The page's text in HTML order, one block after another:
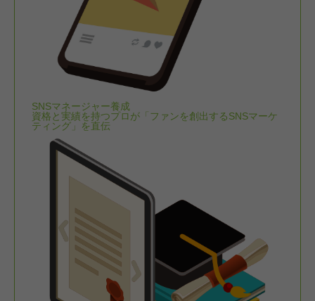
SNSマネージャー養成
資格と実績を持つプロが「ファンを創出するSNSマーケ
ティング」を直伝